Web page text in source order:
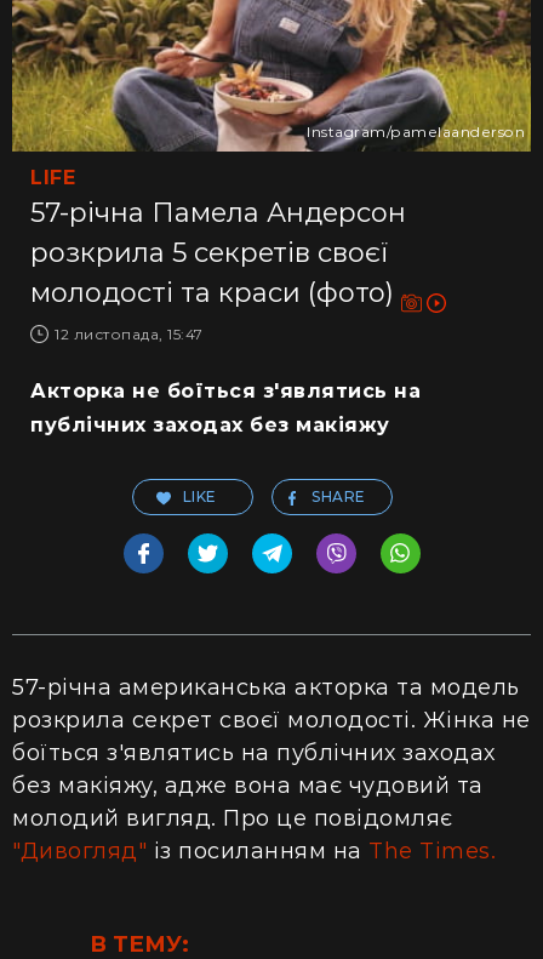
LIFE
57-річна Памела Андерсон
розкрила 5 секретів своєї
молодості та краси (фото)
12 листопада, 15:47
Іnstagram/pamelaanderson
Акторка не боїться з'являтись на
публічних заходах без макіяжу
LIKE SHARE
57-річна американська акторка та модель
розкрила секрет своєї молодості. Жінка не
боїться з'являтись на публічних заходах
без макіяжу, адже вона має чудовий та
молодий вигляд. Про це повідомляє
"Дивогляд" із посиланням на The Times.
В ТЕМУ: